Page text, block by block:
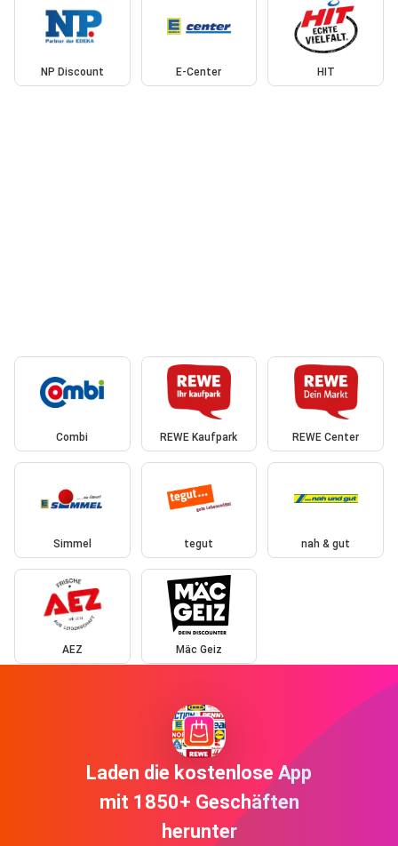
NP Discount E-Center HIT
Combi REWE Kaufpark REWE Center
Simmel tegut nah & gut
AEZ Mäc Geiz
Laden die kostenlose App
mit 1850+ Geschäften
herunter